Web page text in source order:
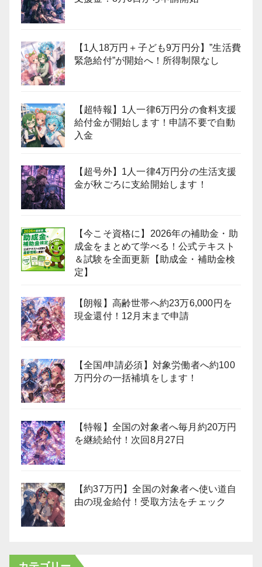
【1人18万円＋子ども9万円分】”生活費
緊急給付”が開始へ！所得制限なし
【超特報】1人一律6万円分の食料支援
給付金が開始します！申請不要で自動
入金
【超号外】1人一律4万円分の生活支援
金が秋ごろに支給開始します！
【今こそ資格に】2026年の補助金・助
成金をまとめて学べる！公式テキスト
＆試験を全面更新【助成金・補助金検
定】
【朗報】高齢世帯へ約23万6,000円を
現金還付！12月末まで申請
【全国/申請必須】対象労働者へ約100
万円分の一括補填をします！
【特報】全国の対象者へ毎月約20万円
を継続給付！次回8月27日
【約37万円】全国の対象者へ使い道自
由の現金給付！受取方法をチェック